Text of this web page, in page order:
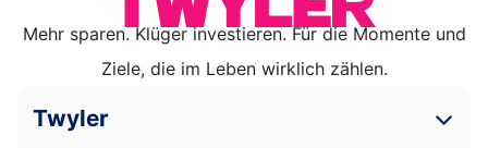
Mehr sparen. Klüger investieren. Für die Momente und
Ziele, die im Leben wirklich zählen.
Twyler